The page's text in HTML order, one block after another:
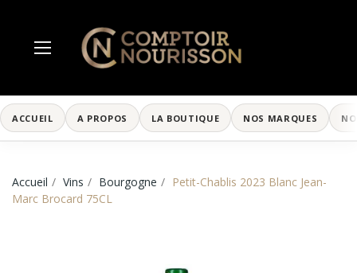
ACCUEIL A PROPOS LA BOUTIQUE NOS MARQUES
Accueil Vins Bourgogne
Petit-Chablis 2023 Blanc Jean-
Marc Brocard 75CL